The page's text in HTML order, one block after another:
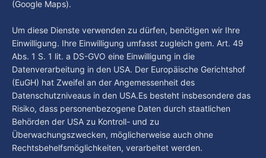
nach zwei Jahren in der Fußball-Bundesliga wieder in die 2.
großen Umbruch. Viele Leistungsträger der letzten Jahre
haben den Kiezclub verlassen. Dafür kamen in den letzten
Wochen einige
By Luca Kimmel 7. Aug. 2026
(Google Maps).
Um diese Dienste verwenden zu dürfen, benötigen wir Ihre
Einwilligung. Ihre Einwilligung umfasst zugleich gem. Art. 49
Abs. 1 S. 1 lit. a DS-GVO eine Einwilligung in die
Datenverarbeitung in den USA. Der Europäische Gerichtshof
(EuGH) hat Zweifel an der Angemessenheit des
Datenschutzniveaus in den USA.Es besteht insbesondere das
Risiko, dass personenbezogene Daten durch staatlichen
Behörden der USA zu Kontroll- und zu
Überwachungszwecken, möglicherweise auch ohne
Rechtsbehelfsmöglichkeiten, verarbeitet werden.